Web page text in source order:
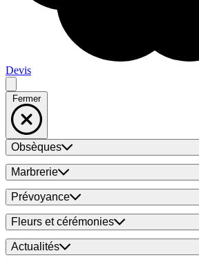
Devis
Fermer
Obsèques
Marbrerie
Prévoyance
Fleurs et cérémonies
Actualités